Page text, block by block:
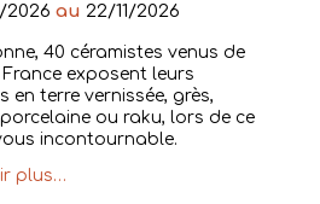
2026 au 22/11/2026
40 céramistes venus de
exposent leurs
en terre vernissée, grès,
ou raku, lors de ce
incontournable.
plus…